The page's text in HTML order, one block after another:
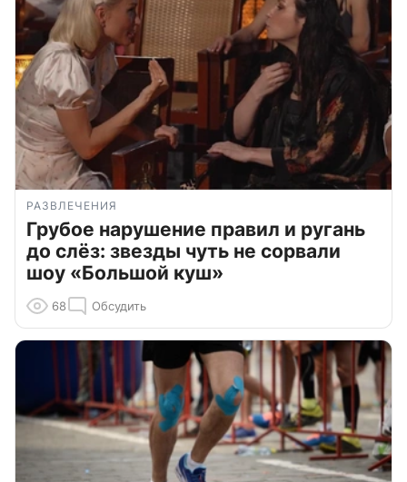
РАЗВЛЕЧЕНИЯ
Грубое нарушение правил и ругань
до слёз: звезды чуть не сорвали
шоу «Большой куш»
68 Обсудить